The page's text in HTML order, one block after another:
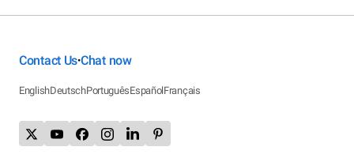
Contact Us•Chat now
EnglishDeutschPortuguêsEspañolFrançais